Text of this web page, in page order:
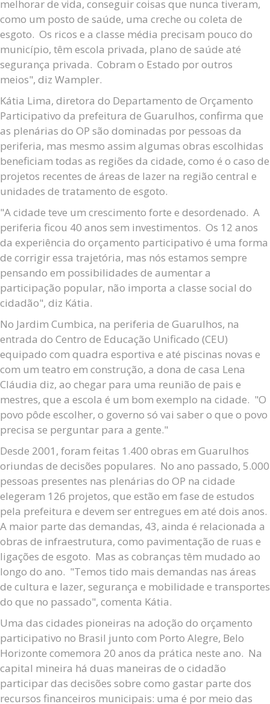
melhorar de vida, conseguir coisas que nunca tiveram,
como um posto de saúde, uma creche ou coleta de
esgoto. Os ricos e a classe média precisam pouco do
município, têm escola privada, plano de saúde até
segurança privada. Cobram o Estado por outros
meios", diz Wampler.
Kátia Lima, diretora do Departamento de Orçamento
Participativo da prefeitura de Guarulhos, confirma que
as plenárias do OP são dominadas por pessoas da
periferia, mas mesmo assim algumas obras escolhidas
beneficiam todas as regiões da cidade, como é o caso de
projetos recentes de áreas de lazer na região central e
unidades de tratamento de esgoto.
"A cidade teve um crescimento forte e desordenado. A
periferia ficou 40 anos sem investimentos. Os 12 anos
da experiência do orçamento participativo é uma forma
de corrigir essa trajetória, mas nós estamos sempre
pensando em possibilidades de aumentar a
participação popular, não importa a classe social do
cidadão", diz Kátia.
No Jardim Cumbica, na periferia de Guarulhos, na
entrada do Centro de Educação Unificado (CEU)
equipado com quadra esportiva e até piscinas novas e
com um teatro em construção, a dona de casa Lena
Cláudia diz, ao chegar para uma reunião de pais e
mestres, que a escola é um bom exemplo na cidade. "O
povo pôde escolher, o governo só vai saber o que o povo
precisa se perguntar para a gente."
Desde 2001, foram feitas 1.400 obras em Guarulhos
oriundas de decisões populares. No ano passado, 5.000
pessoas presentes nas plenárias do OP na cidade
elegeram 126 projetos, que estão em fase de estudos
pela prefeitura e devem ser entregues em até dois anos.
A maior parte das demandas, 43, ainda é relacionada a
obras de infraestrutura, como pavimentação de ruas e
ligações de esgoto. Mas as cobranças têm mudado ao
longo do ano. "Temos tido mais demandas nas áreas
de cultura e lazer, segurança e mobilidade e transportes
do que no passado", comenta Kátia.
Uma das cidades pioneiras na adoção do orçamento
participativo no Brasil junto com Porto Alegre, Belo
Horizonte comemora 20 anos da prática neste ano. Na
capital mineira há duas maneiras de o cidadão
participar das decisões sobre como gastar parte dos
recursos financeiros municipais: uma é por meio das